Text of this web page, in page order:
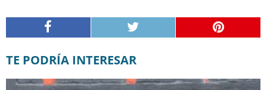
TE PODRÍA INTERESAR